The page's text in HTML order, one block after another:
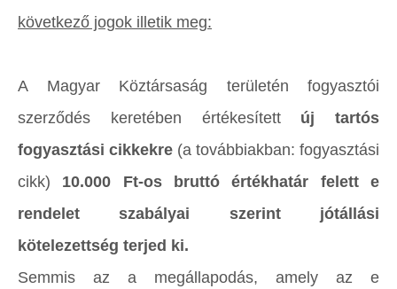
következő jogok illetik meg:
A Magyar Köztársaság területén fogyasztói
szerződés keretében értékesített új tartós
fogyasztási cikkekre (a továbbiakban: fogyasztási
cikk) 10.000 Ft-os bruttó értékhatár felett e
rendelet szabályai szerint jótállási
kötelezettség terjed ki.
Semmis az a megállapodás, amely az e